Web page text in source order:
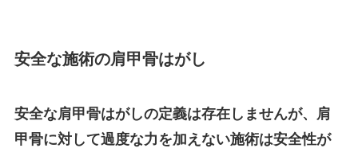
安全な施術の肩甲骨はがし
安全な肩甲骨はがしの定義は存在しませんが、肩
甲骨に対して過度な力を加えない施術は安全性が